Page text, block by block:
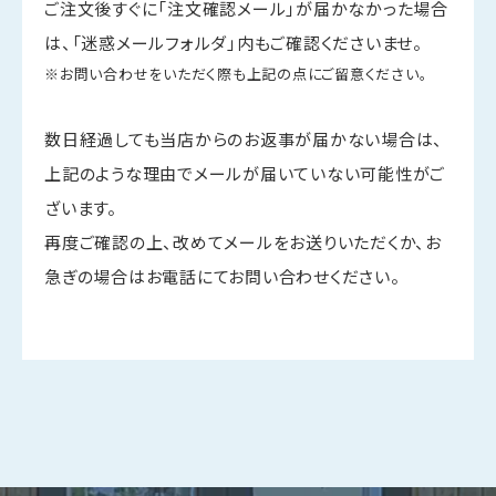
ご注文後すぐに「注文確認メール」が届かなかった場合
は、「迷惑メールフォルダ」内もご確認くださいませ。
※お問い合わせをいただく際も上記の点にご留意ください。
数日経過しても当店からのお返事が届かない場合は、
上記のような理由でメールが届いていない可能性がご
ざいます。
再度ご確認の上、改めてメールをお送りいただくか、お
急ぎの場合はお電話にてお問い合わせください。